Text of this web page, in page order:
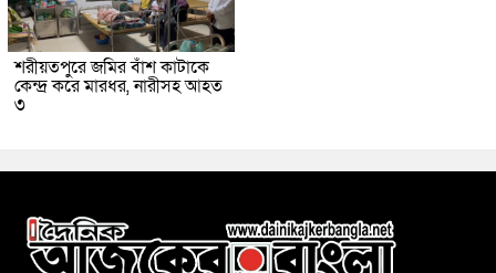
শরীয়তপুরে জমির বাঁশ কাটাকে
কেন্দ্র করে মারধর, নারীসহ আহত
৩